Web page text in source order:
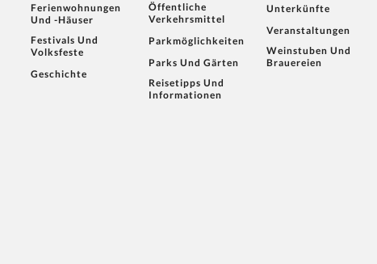
Ferienwohnungen
Und -häuser
Festivals Und
Volksfeste
Geschichte
Öffentliche
Verkehrsmittel
Parkmöglichkeiten
Parks Und Gärten
Reisetipps Und
Informationen
Unterkünfte
Veranstaltungen
Weinstuben Und
Brauereien